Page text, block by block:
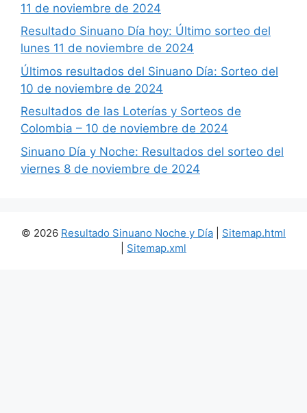
11 de noviembre de 2024
Resultado Sinuano Día hoy: Último sorteo del
lunes 11 de noviembre de 2024
Últimos resultados del Sinuano Día: Sorteo del
10 de noviembre de 2024
Resultados de las Loterías y Sorteos de
Colombia – 10 de noviembre de 2024
Sinuano Día y Noche: Resultados del sorteo del
viernes 8 de noviembre de 2024
© 2026 Resultado Sinuano Noche y Día
Sitemap.html
Sitemap.xml